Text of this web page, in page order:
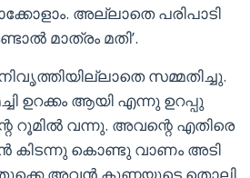
അല്ലാതെ പരിപാടി
മാത്രം മതി’.
സമ്മതിച്ചു.
ഉറക്കം ആയി എന്നു ഉറപ്പു
റൂമിൽ വന്നു. അവന്റെ എതിരെ
കിടന്നു കൊണ്ടു വാണം അടി